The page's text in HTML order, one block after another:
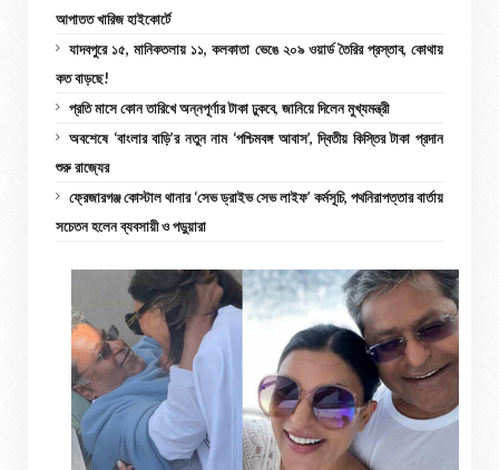
আপাতত খারিজ হাইকোর্টে
যাদবপুরে ১৫, মানিকতলায় ১১, কলকাতা ভেঙে ২০৯ ওয়ার্ড তৈরির প্রস্তাব, কোথায়
কত বাড়ছে!
প্রতি মাসে কোন তারিখে অন্নপূর্ণার টাকা ঢুকবে, জানিয়ে দিলেন মুখ্যমন্ত্রী
অবশেষে ‘বাংলার বাড়ি’র নতুন নাম ‘পশ্চিমবঙ্গ আবাস’, দ্বিতীয় কিস্তির টাকা প্রদান
শুরু রাজ্যের
ফ্রেজারগঞ্জ কোস্টাল থানার ‘সেভ ড্রাইভ সেভ লাইফ’ কর্মসূচি, পথনিরাপত্তার বার্তায়
সচেতন হলেন ব্যবসায়ী ও পড়ুয়ারা